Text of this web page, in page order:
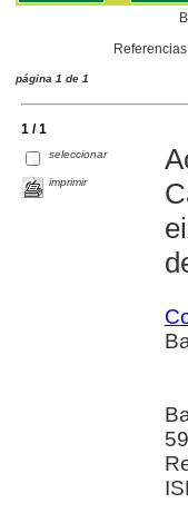
página 1 de 1
1 / 1
seleccionar
imprimir